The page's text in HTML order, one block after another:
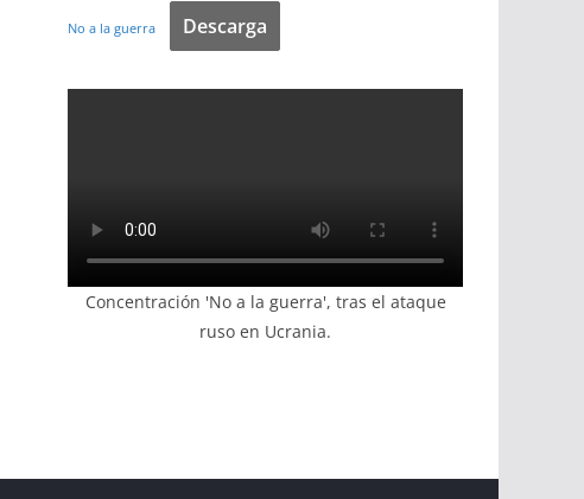
No a la guerra Descarga
Concentración 'No a la guerra', tras el ataque
ruso en Ucrania.